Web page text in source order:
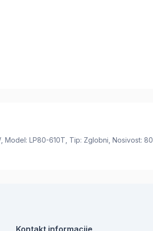
Model: LP80-610T, Tip: Zglobni, Nosivost: 80